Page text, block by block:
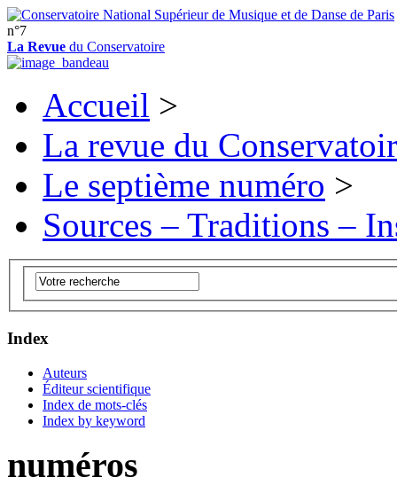
n°7
La Revue du Conservatoire
Accueil >
La revue du
Le septième numéro >
Sources – Traditions –
Index
Auteurs
Éditeur scientifique
Index de mots-clés
Index by keyword
numéros